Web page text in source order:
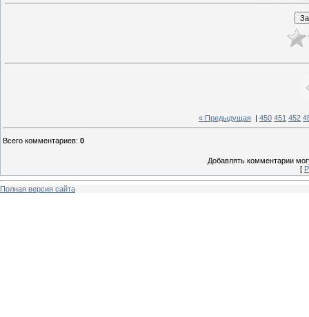
« Предыдущая | 450 451 452
Всего комментариев: 0
Добавлять комментарии
[
Полная версия сайта